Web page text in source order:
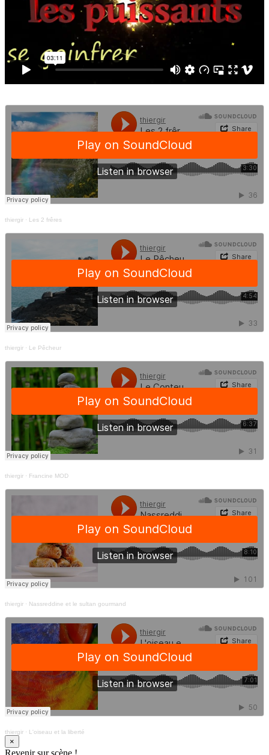
thiergir · Les 2 frêres
thiergir · Le Pêcheur
thiergir · Francine MOD
thiergir · Nassreddine et le sultan gourmand
thiergir · L'oiseau et la liberté
×